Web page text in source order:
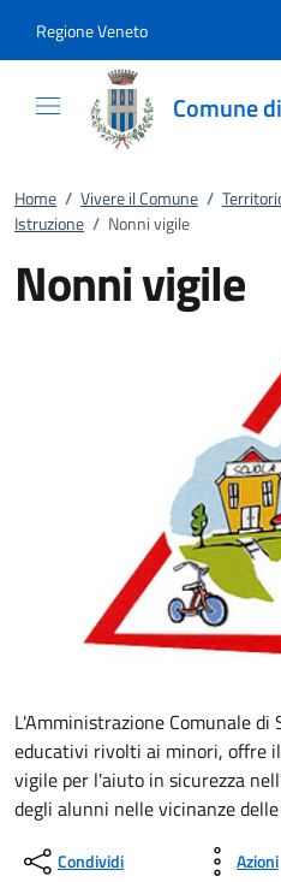
Regione Veneto
Comune
Home / Vivere il Comune /
Istruzione / Nonni vigile
Nonni vigile
L'Amministrazione Comunale
educativi rivolti ai minori, offre
vigile per l'aiuto in sicurezza
degli alunni nelle vicinanze
Condividi Azioni